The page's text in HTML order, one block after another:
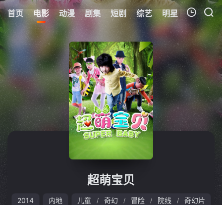
首页 电影 动漫 剧集 短剧 综艺 明星 周表
暂无观看影片的记录
超萌宝贝
2014 内地 儿童 / 奇幻 / 冒险 / 院线 / 奇幻片